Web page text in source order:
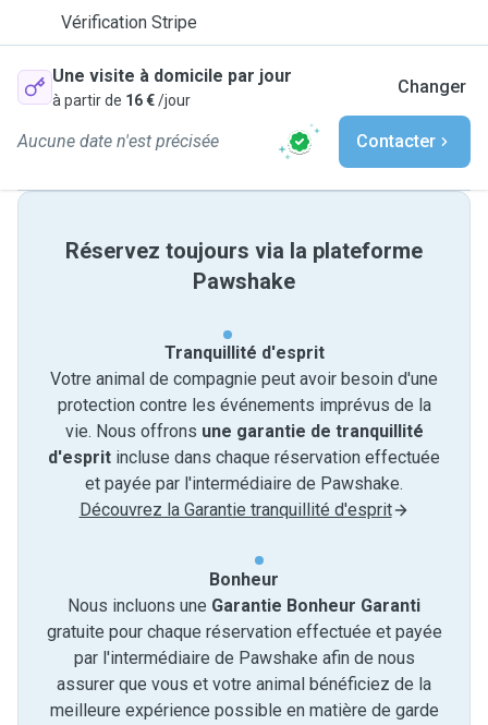
Vérification Stripe
Une visite à domicile par jour
à partir de 16 €/jour
Changer
Aucune date n'est précisée Contacter
Réservez toujours via la plateforme
Pawshake
Tranquillité d'esprit
Votre animal de compagnie peut avoir besoin d'une
protection contre les événements imprévus de la
vie. Nous offrons une garantie de tranquillité
d'esprit incluse dans chaque réservation effectuée
et payée par l'intermédiaire de Pawshake.
Découvrez la Garantie tranquillité d'esprit
Bonheur
Nous incluons une Garantie Bonheur Garanti
gratuite pour chaque réservation effectuée et payée
par l'intermédiaire de Pawshake afin de nous
assurer que vous et votre animal bénéficiez de la
meilleure expérience possible en matière de garde